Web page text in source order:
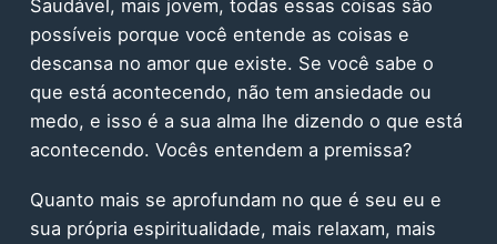
Saudável, mais jovem, todas essas coisas são
possíveis porque você entende as coisas e
descansa no amor que existe. Se você sabe o
que está acontecendo, não tem ansiedade ou
medo, e isso é a sua alma lhe dizendo o que está
acontecendo. Vocês entendem a premissa?
Quanto mais se aprofundam no que é seu eu e
sua própria espiritualidade, mais relaxam, mais